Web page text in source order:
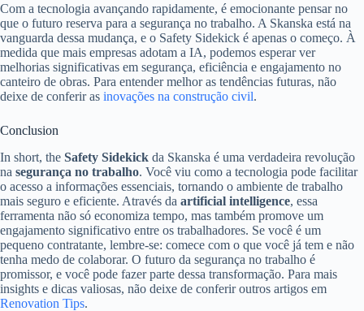
Com a tecnologia avançando rapidamente, é emocionante pensar no
que o futuro reserva para a segurança no trabalho. A Skanska está na
vanguarda dessa mudança, e o Safety Sidekick é apenas o começo. À
medida que mais empresas adotam a IA, podemos esperar ver
melhorias significativas em segurança, eficiência e engajamento no
canteiro de obras. Para entender melhor as tendências futuras, não
deixe de conferir as inovações na construção civil.
Conclusion
In short, the Safety Sidekick da Skanska é uma verdadeira revolução
na segurança no trabalho. Você viu como a tecnologia pode facilitar
o acesso a informações essenciais, tornando o ambiente de trabalho
mais seguro e eficiente. Através da artificial intelligence, essa
ferramenta não só economiza tempo, mas também promove um
engajamento significativo entre os trabalhadores. Se você é um
pequeno contratante, lembre-se: comece com o que você já tem e não
tenha medo de colaborar. O futuro da segurança no trabalho é
promissor, e você pode fazer parte dessa transformação. Para mais
insights e dicas valiosas, não deixe de conferir outros artigos em
Renovation Tips.